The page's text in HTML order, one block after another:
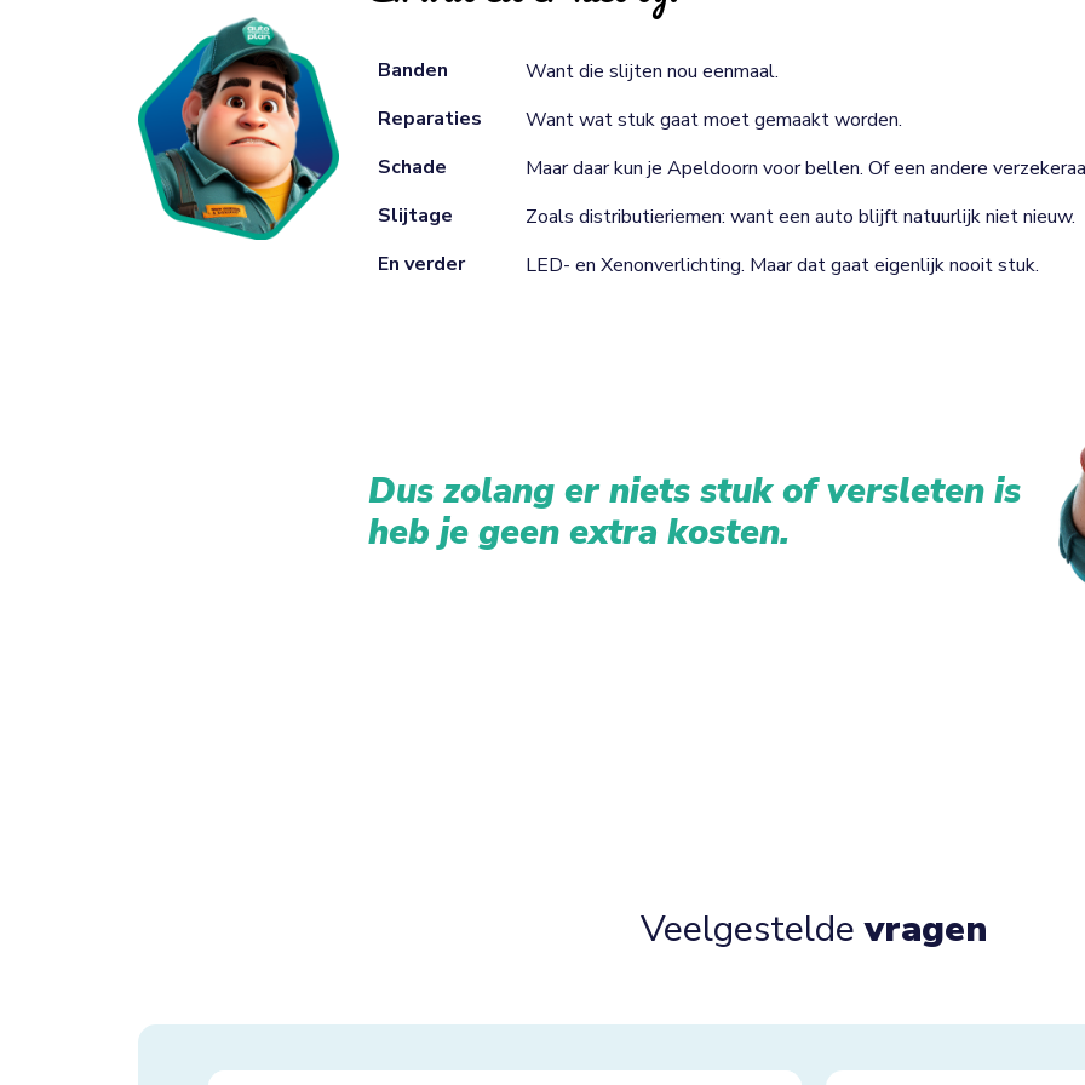
Banden
Want die slijten nou eenmaal.
Reparaties
Want wat stuk gaat moet gemaakt worden.
Schade
Maar daar kun je Apeldoorn voor bellen. Of een andere
Slijtage
Zoals distributieriemen: want een auto blijft natuurlijk niet nieuw.
En verder
LED- en Xenonverlichting. Maar dat gaat eigenlijk nooit stuk.
Dus zolang er niets stuk of versleten is
heb je geen extra kosten.
Veelgesteldevragen